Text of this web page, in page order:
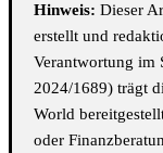
Hinweis: Dieser
erstellt und
Verantwortung im
2024/1689) trägt
World
oder